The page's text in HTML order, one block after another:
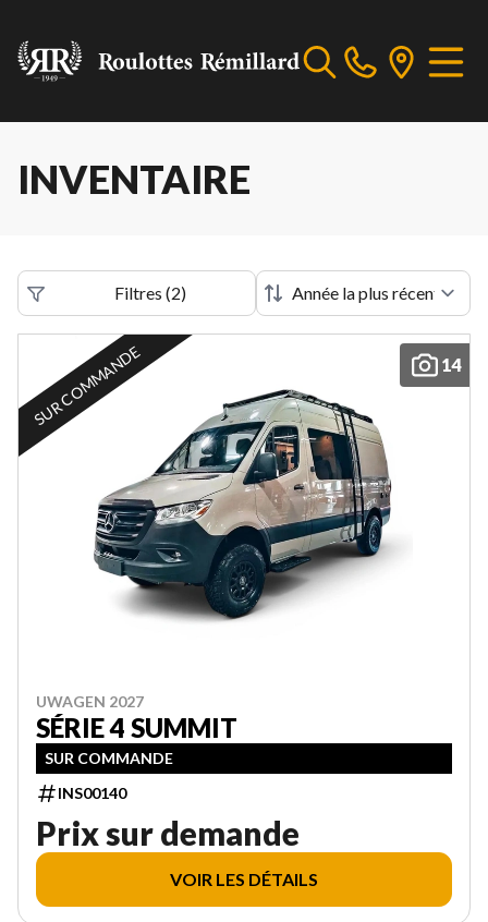
INVENTAIRE
Filtres (2)
14
SUR COMMANDE
UWAGEN 2027
SÉRIE 4 SUMMIT
SUR COMMANDE
INS00140
Prix sur demande
VOIR LES DÉTAILS